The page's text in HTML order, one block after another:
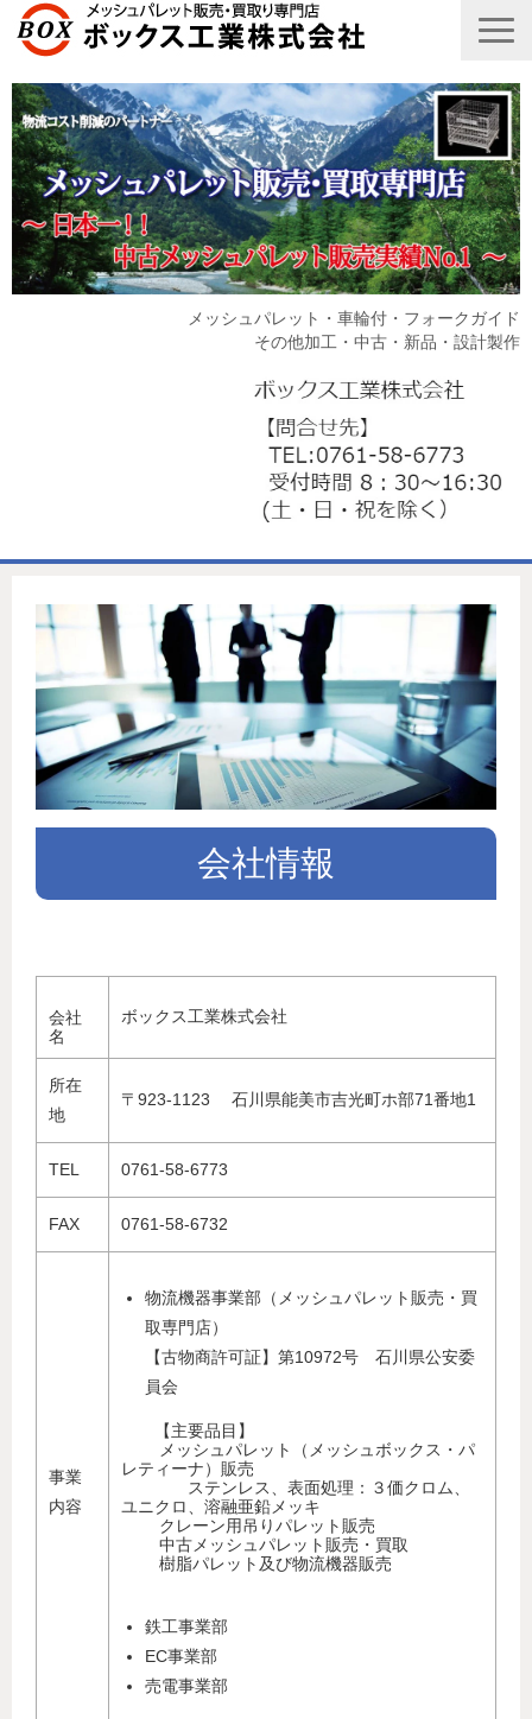
メッシュパレット・車輪付・フォークガイド
その他加工・中古・新品・設計製作
商品一覧表
お取引の流れ
製造工場
代理店募集
会社情報
お問い合わせ
会社情報
会社
名
ボックス工業株式会社
所在
地
〒923-1123 石川県能美市吉光町ホ部71番地1
TEL 0761-58-6773
FAX 0761-58-6732
事業
内容
物流機器事業部（メッシュパレット販売・買
取専門店）
【古物商許可証】第10972号 石川県公安委
員会
【主要品目】
メッシュパレット（メッシュボックス・パ
レティーナ）販売
ステンレス、表面処理：３価クロム、
ユニクロ、溶融亜鉛メッキ
クレーン用吊りパレット販売
中古メッシュパレット販売・買取
樹脂パレット及び物流機器販売
鉄工事業部
EC事業部
売電事業部